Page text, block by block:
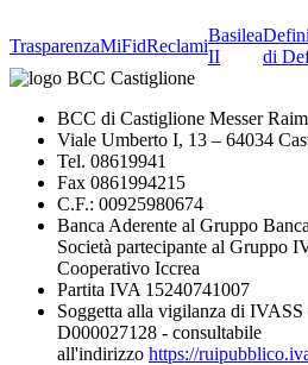
TrasparenzaMiFidReclami
Basilea
II
di
BCC di Castiglione Messer
Viale Umberto I, 13 – 64034
Tel. 08619941
Fax 0861994215
C.F.: 00925980674
Banca Aderente al Gruppo
Società partecipante al Gruppo
Cooperativo Iccrea
Partita IVA 15240741007
Soggetta alla vigilanza di
D000027128 - consultabile
all'indirizzo https://